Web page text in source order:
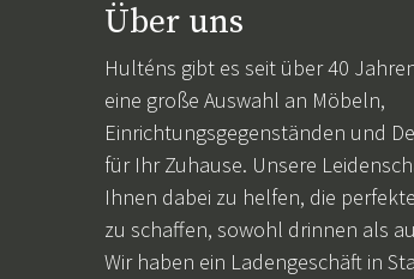
Über uns
Hulténs gibt es seit über 40
eine große Auswahl an Möbeln,
Einrichtungsgegenständen und
für Ihr Zuhause. Unsere
Ihnen dabei zu helfen, die
zu schaffen, sowohl drinnen als
Wir haben ein Ladengeschäft in